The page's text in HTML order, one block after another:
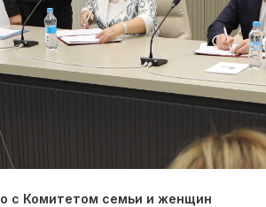
с Комитетом семьи и женщин